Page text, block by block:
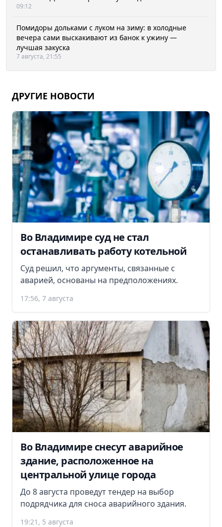
09:12
Помидоры дольками с луком на зиму: в холодные
вечера сами выскакивают из банок к ужину —
лучшая закуска
7 августа, 21:55
ДРУГИЕ НОВОСТИ
Во Владимире суд не стал
останавливать работу котельной
Суд решил, что аргументы, связанные с
аварией, основаны на предположениях.
17:56, 7 августа
Во Владимире снесут аварийное
здание, расположенное на
центральной улице города
До 8 августа проведут тендер на выбор
подрядчика для сноса аварийного здания.
19:21, 5 августа